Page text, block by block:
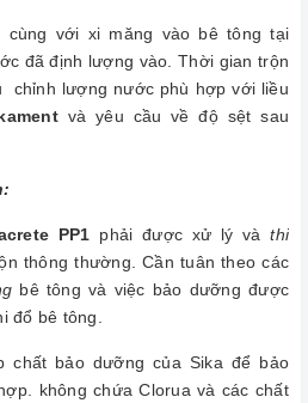
cùng với xi măng vào bê tông tại
đã định lượng vào. Thời gian trộn
chỉnh lượng nước phù hợp với liều
và yêu cầu về độ sệt sau
PP1 phải được xử lý vàthi
thông thường. Cần tuân theo các
bê tông và việc bảo dưỡng được
đổ bê tông.
chất bảo dưỡng của Sika để bảo
không chứa Clorua và các chất